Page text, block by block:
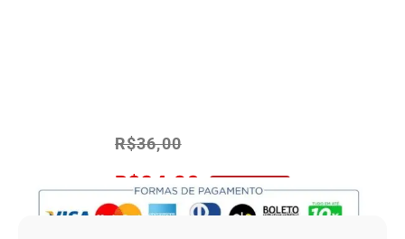
R$36,00
R$34,20 No Pix 5% OFF